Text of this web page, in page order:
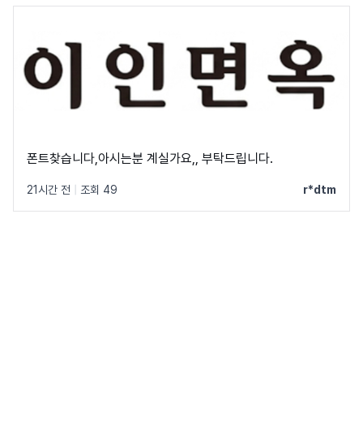
폰트찾습니다,아시는분 계실가요,, 부탁드립니다.
21시간 전 조회 49 r*dtm